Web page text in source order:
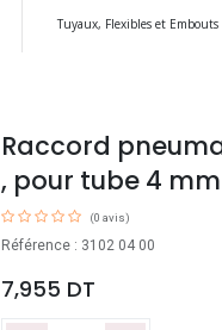
Tuyaux, Flexibles et Embouts
Raccord
, pour tube 4 mm
(0 avis)
Référence : 3102 04 00
7,955 DT